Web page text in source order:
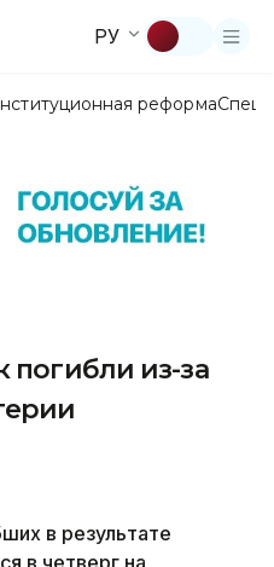
РУ
реформа
погибли из-за
в результате